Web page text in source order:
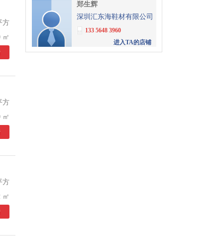
方
㎡
方
㎡
方
㎡
郑生辉
深圳汇东海鞋材有限公司
133 5648 3960
进入TA的店铺